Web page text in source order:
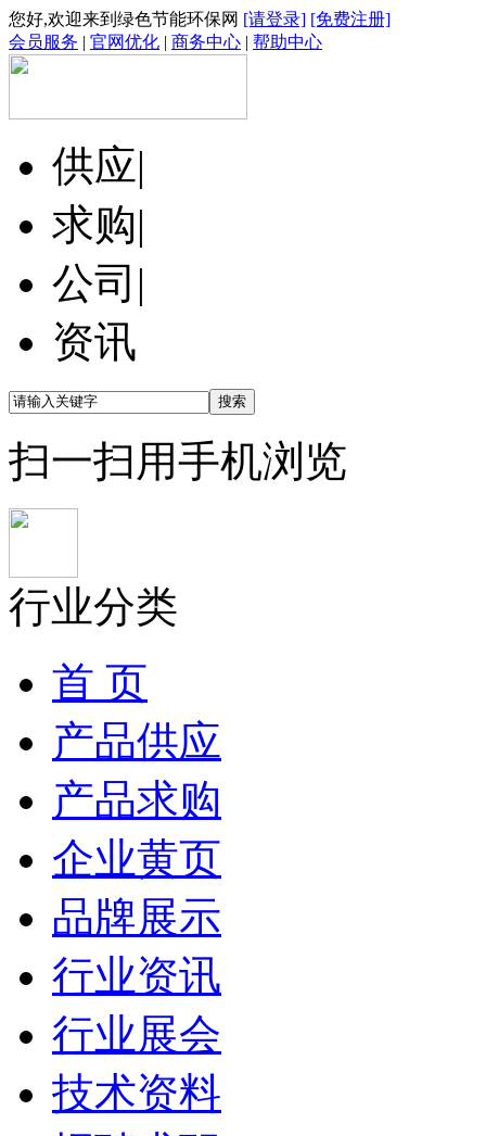
您好,欢迎来到绿色节能环保网 [请登录] [免费注册]
会员服务 | 官网优化 | 商务中心 | 帮助中心
供应|
求购|
公司 |
资讯
扫一扫用手机浏览
行业分类
首 页
产品供应
产品求购
企业黄页
品牌展示
行业资讯
行业展会
技术资料